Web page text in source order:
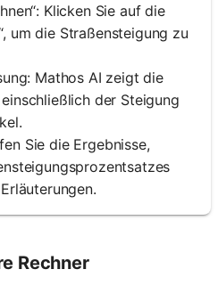
Klicken Sie auf die
um die Straßensteigung zu
Mathos AI zeigt die
der Steigung
Sie die Ergebnisse,
Rechner